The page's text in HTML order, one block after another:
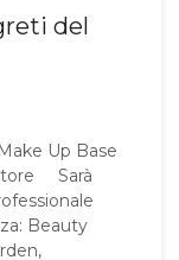
del
Up Base
Sarà
Beauty